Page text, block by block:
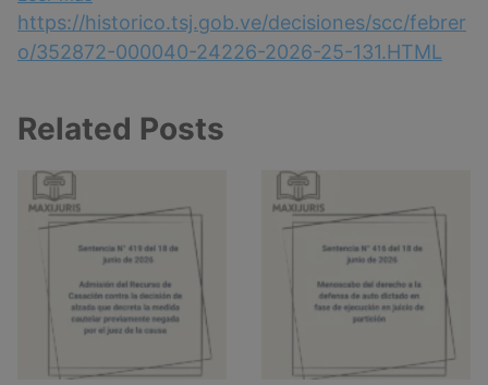
Sentencia
N°
24
2026
–
Caducidad
de
la
https://historico.tsj.gob.ve/decisiones/scc/febrer
o/352872-000040-24226-2026-25-131.HTML
Related Posts